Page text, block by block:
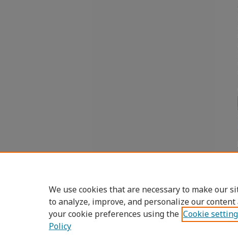
We use cookies that are necessary to make our
to analyze, improve, and personalize our
your cookie preferences using the Cookie
Policy